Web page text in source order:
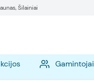
Šilainiai
Gamintojai